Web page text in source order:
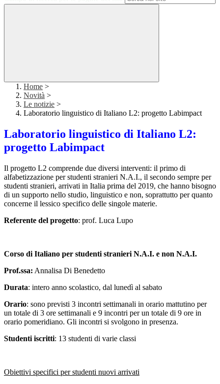
Home >
Novità >
Le notizie >
Laboratorio linguistico di Italiano L2: progetto Labimpact
Laboratorio linguistico di Italiano L2:
progetto Labimpact
Il progetto L2 comprende due diversi interventi: il primo di
alfabetizzazione per studenti stranieri N.A.I., il secondo sempre per
studenti stranieri, arrivati in Italia prima del 2019, che hanno bisogno
di un supporto nello studio, linguistico e non, soprattutto per quanto
concerne il lessico specifico delle singole materie.
Referente del progetto: prof. Luca Lupo
Corso di Italiano per studenti stranieri N.A.I. e non N.A.I.
Prof.ssa: Annalisa Di Benedetto
Durata: intero anno scolastico, dal lunedì al sabato
Orario: sono previsti 3 incontri settimanali in orario mattutino per
un totale di 3 ore settimanali e 9 incontri per un totale di 9 ore in
orario pomeridiano. Gli incontri si svolgono in presenza.
Studenti iscritti: 13 studenti di varie classi
Obiettivi specifici per studenti nuovi arrivati